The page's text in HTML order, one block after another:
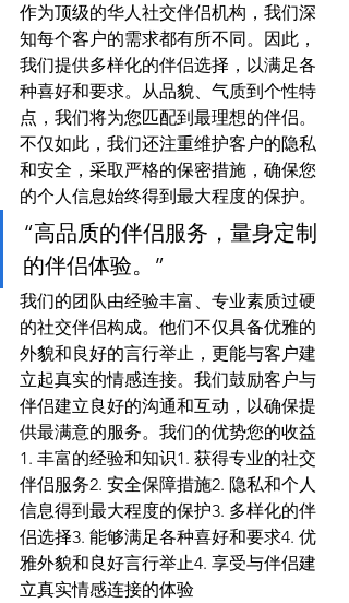
作为顶级的华人社交伴侣机构，我们深
知每个客户的需求都有所不同。因此，
我们提供多样化的伴侣选择，以满足各
种喜好和要求。从品貌、气质到个性特
点，我们将为您匹配到最理想的伴侣。
不仅如此，我们还注重维护客户的隐私
和安全，采取严格的保密措施，确保您
的个人信息始终得到最大程度的保护。
“高品质的伴侣服务，量身定制
的伴侣体验。”
我们的团队由经验丰富、专业素质过硬
的社交伴侣构成。他们不仅具备优雅的
外貌和良好的言行举止，更能与客户建
立起真实的情感连接。我们鼓励客户与
伴侣建立良好的沟通和互动，以确保提
供最满意的服务。我们的优势您的收益
1. 丰富的经验和知识1. 获得专业的社交
伴侣服务2. 安全保障措施2. 隐私和个人
信息得到最大程度的保护3. 多样化的伴
侣选择3. 能够满足各种喜好和要求4. 优
雅外貌和良好言行举止4. 享受与伴侣建
立真实情感连接的体验